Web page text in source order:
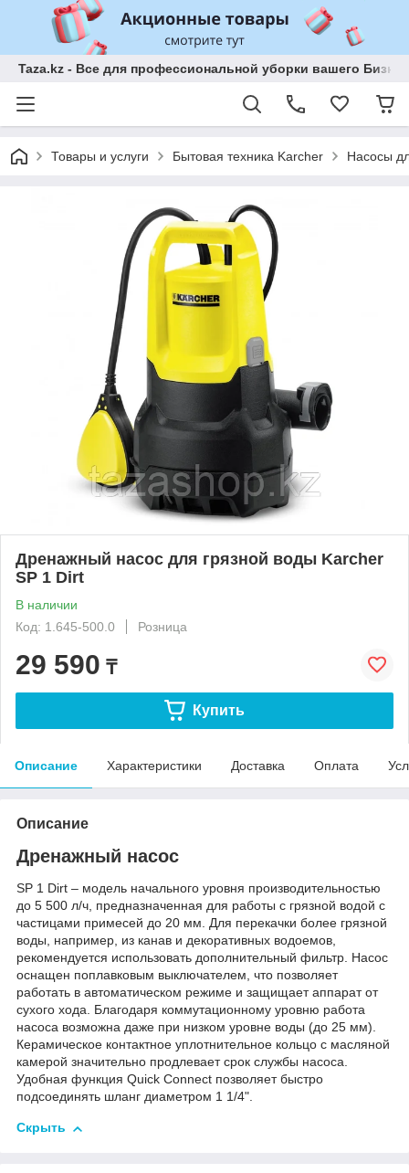
Taza.kz - Все для профессиональной уборки вашего
Товары и услуги Бытовая техника Karcher Насосы
Дренажный насос для грязной воды Karcher
SP 1 Dirt
В наличии
Код: 1.645-500.0
Розница
29 590 ₸
Купить
Описание Характеристики Доставка Оплата
Описание
Дренажный насос
SP 1 Dirt – модель начального уровня производительностью
до 5 500 л/ч, предназначенная для работы с грязной водой с
частицами примесей до 20 мм. Для перекачки более грязной
воды, например, из канав и декоративных водоемов,
рекомендуется использовать дополнительный фильтр. Насос
оснащен поплавковым выключателем, что позволяет
работать в автоматическом режиме и защищает аппарат от
сухого хода. Благодаря коммутационному уровню работа
насоса возможна даже при низком уровне воды (до 25 мм).
Керамическое контактное уплотнительное кольцо с масляной
камерой значительно продлевает срок службы насоса.
Удобная функция Quick Connect позволяет быстро
подсоединять шланг диаметром 1 1/4".
Скрыть